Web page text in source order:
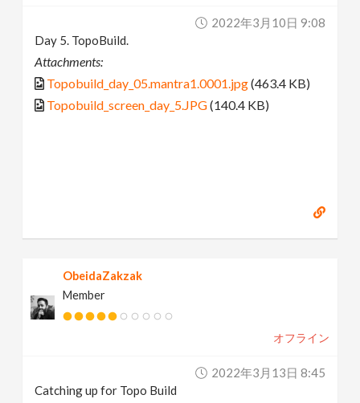
2022年3月10日 9:08
Day 5. TopoBuild.
Attachments:
Topobuild_day_05.mantra1.0001.jpg(463.4 KB)
Topobuild_screen_day_5.JPG(140.4 KB)
ObeidaZakzak
Member
オフライン
2022年3月13日 8:45
Catching up for Topo Build